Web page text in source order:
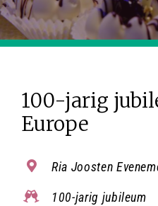
Privé
Over ons
100-jarig
Europe
Ria Joosten
100-jarig jubileum